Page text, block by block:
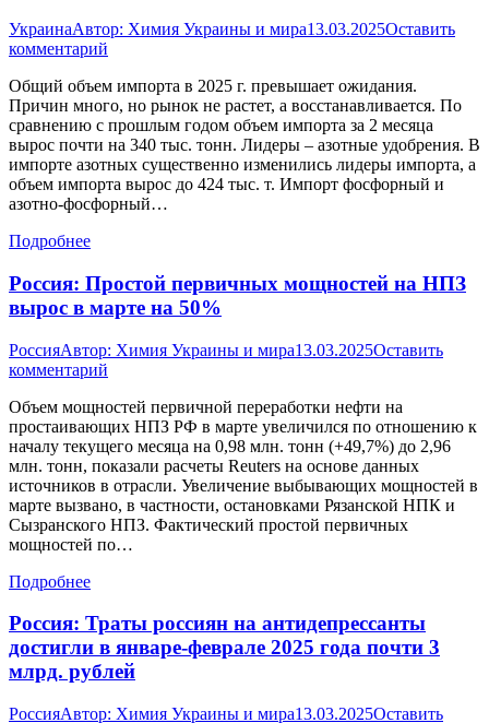
УкраинаАвтор: Химия Украины и мира13.03.2025Оставить
комментарий
Общий объем импорта в 2025 г. превышает ожидания.
Причин много, но рынок не растет, а восстанавливается. По
сравнению с прошлым годом объем импорта за 2 месяца
вырос почти на 340 тыс. тонн. Лидеры – азотные удобрения. В
импорте азотных существенно изменились лидеры импорта, а
объем импорта вырос до 424 тыс. т. Импорт фосфорный и
азотно-фосфорный…
Подробнее
Россия: Простой первичных мощностей на НПЗ
вырос в марте на 50%
РоссияАвтор: Химия Украины и мира13.03.2025Оставить
комментарий
Объем мощностей первичной переработки нефти на
простаивающих НПЗ РФ в марте увеличился по отношению к
началу текущего месяца на 0,98 млн. тонн (+49,7%) до 2,96
млн. тонн, показали расчеты Reuters на основе данных
источников в отрасли. Увеличение выбывающих мощностей в
марте вызвано, в частности, остановками Рязанской НПК и
Сызранского НПЗ. Фактический простой первичных
мощностей по…
Подробнее
Россия: Траты россиян на антидепрессанты
достигли в январе-феврале 2025 года почти 3
млрд. рублей
РоссияАвтор: Химия Украины и мира13.03.2025Оставить